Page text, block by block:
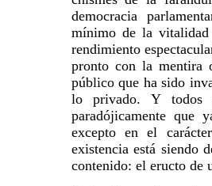
democracia
mínimo de la
rendimiento
pronto con la mentira
público que ha sido
lo privado. Y todos
paradójicamente que
excepto en el
existencia está siendo
contenido: el eructo de